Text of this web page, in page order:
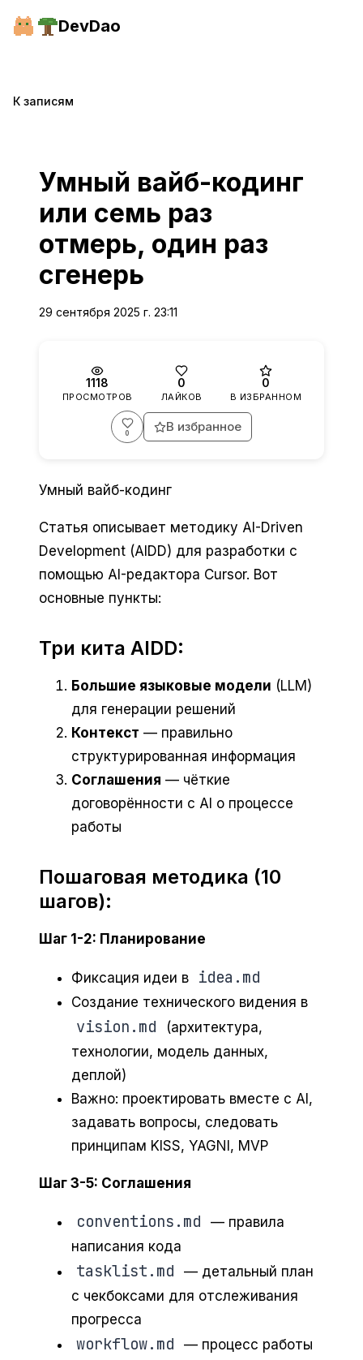
DevDao
К записям
Умный вайб-кодинг
или семь раз
отмерь, один раз
сгенерь
29 сентября 2025 г. 23:11
1118
ПРОСМОТРОВ
0
ЛАЙКОВ
0
В ИЗБРАННОМ
Войдите, чтобы поставить лайк. Лайков:
0 В избранное
Умный вайб-кодинг
Статья описывает методику AI-Driven
Development (AIDD) для разработки с
помощью AI-редактора Cursor. Вот
основные пункты:
Три кита AIDD:
Большие языковые модели (LLM)
для генерации решений
Контекст — правильно
структурированная информация
Соглашения — чёткие
договорённости с AI о процессе
работы
Пошаговая методика (10
шагов):
Шаг 1-2: Планирование
Фиксация идеи в idea.md
Создание технического видения в
vision.md
(архитектура,
технологии, модель данных,
деплой)
Важно: проектировать вместе с AI,
задавать вопросы, следовать
принципам KISS, YAGNI, MVP
Шаг 3-5: Соглашения
conventions.md
— правила
написания кода
tasklist.md
— детальный план
с чекбоксами для отслеживания
прогресса
workflow.md
— процесс работы